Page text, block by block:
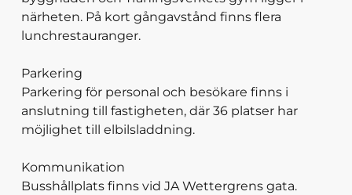
närheten. På kort gångavstånd finns flera
lunchrestauranger.
Parkering
Parkering för personal och besökare finns i
anslutning till fastigheten, där 36 platser har
möjlighet till elbilsladdning.
Kommunikation
Busshållplats finns vid JA Wettergrens gata.